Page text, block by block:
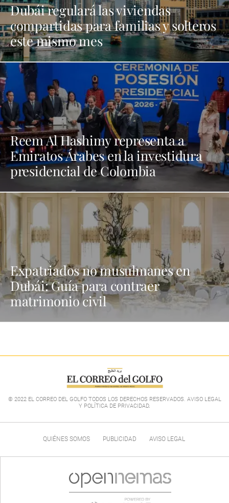
Dubái regulará las viviendas
compartidas para familias y solteros
este mismo mes
Reem Al Hashimy representa a
Emiratos Árabes en la investidura
presidencial de Colombia
Expatriados no musulmanes en
Dubái: Guía para contraer
matrimonio civil
© 2022 EL CORREO DEL GOLFO TODOS LOS DERECHOS RESERVADOS. AVISO LEGAL
Y POLÍTICA DE PRIVACIDAD.
QUIÉNES SOMOS PUBLICIDAD AVISO LEGAL